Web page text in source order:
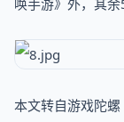
唤手游》外，其余
本文转自游戏陀